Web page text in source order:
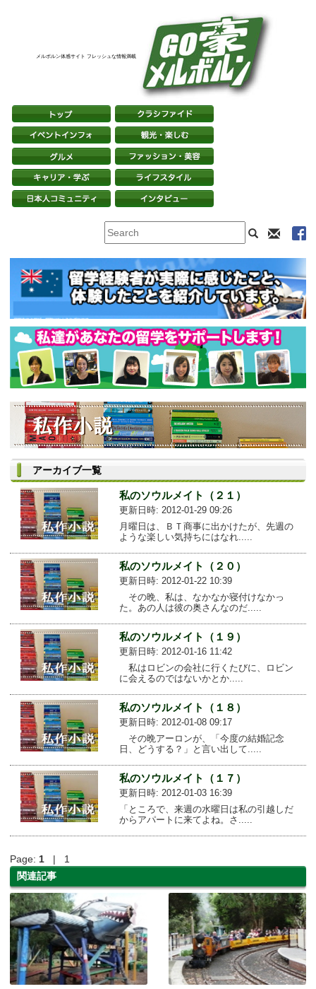
メルボルン体感サイト フレッシュな情報満載
アーカイブ一覧
私のソウルメイト（２１）
更新日時: 2012-01-29 09:26
月曜日は、ＢＴ商事に出かけたが、先週の
ような楽しい気持ちにはなれ.....
私のソウルメイト（２０）
更新日時: 2012-01-22 10:39
その晩、私は、なかなか寝付けなかっ
た。あの人は彼の奥さんなのだ.....
私のソウルメイト（１９）
更新日時: 2012-01-16 11:42
私はロビンの会社に行くたびに、ロビン
に会えるのではないかとか.....
私のソウルメイト（１８）
更新日時: 2012-01-08 09:17
その晩アーロンが、「今度の結婚記念
日、どうする？」と言い出して.....
私のソウルメイト（１７）
更新日時: 2012-01-03 16:39
「ところで、来週の水曜日は私の引越しだ
からアパートに来てよね。さ.....
Page: 1 | 1
関連記事